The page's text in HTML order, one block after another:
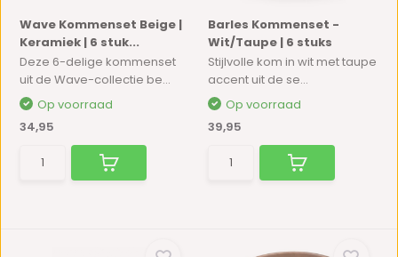
Wave Kommenset Beige |
Keramiek | 6 stuk...
Deze 6-delige kommenset
uit de Wave-collectie be...
Op voorraad
34,95
Barles Kommenset -
Wit/Taupe | 6 stuks
Stijlvolle kom in wit met taupe
accent uit de se...
Op voorraad
39,95